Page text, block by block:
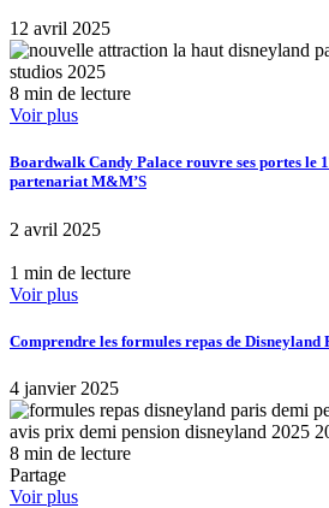
12 avril 2025
8 min de lecture
Voir plus
Boardwalk Candy Palace rouvre ses portes le
partenariat M&M’S
2 avril 2025
1 min de lecture
Voir plus
Comprendre les formules repas de Disneyland
4 janvier 2025
8 min de lecture
Partage
Voir plus